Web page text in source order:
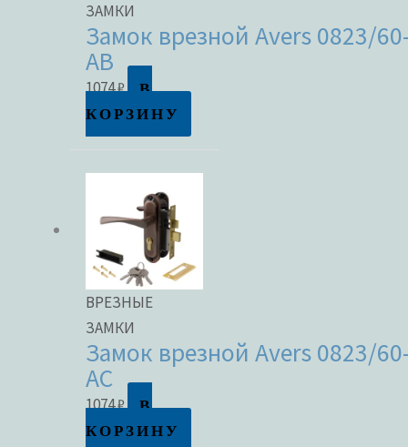
ЗАМКИ
Замок врезной Avers 0823/
AB
1074₽
В
КОРЗИНУ
ВРЕЗНЫЕ
ЗАМКИ
Замок врезной Avers 0823/
AC
1074₽
В
КОРЗИНУ